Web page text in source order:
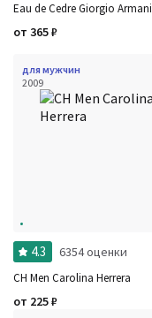
Eau de Cedre Giorgio Armani
от 365₽
для мужчин
2009
4.3 6354 оценки
CH Men Carolina Herrera
от 225₽